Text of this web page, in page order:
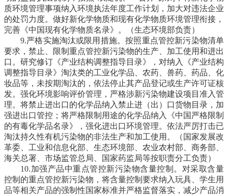
质环境管理事项纳入环境执法年度工作计划，加大对违法企业
的处罚力度。做好新化学物质和现有化学物质环境管理衔接，
完善《中国现有化学物质名录》。
（生态环境部负责）
9.严格实施淘汰或限用措施。按照重点管控新污染物清单
要求，禁止、限制重点管控新污染物的生产、加工使用和进出
口。研究修订《产业结构调整指导目录》，对纳入《产业结构
调整指导目录》淘汰类的工业化学品、农药、兽药、药品、化
妆品等，未按期淘汰的，依法停止其产品登记或生产许可证核
发。强化环境影响评价管理，严格涉新污染物建设项目准入管
理。将禁止进出口的化学品纳入禁止进（出）口货物目录，加
强进出口管控；将严格限制用途的化学品纳入《中国严格限制
的有毒化学品名录》，强化进出口环境管理。依法严厉打击已
淘汰持久性有机污染物的非法生产和加工使用。
（国家发展改
革委、工业和信息化部、生态环境部、农业农村部、商务部、
海关总署、市场监管总局、国家药监局等按职责分工负责）
10.加强产品中重点管控新污染物含量控制。 对采取含量
控制的重点管控新污染物，将含量控制要求纳入玩具、学生用
品等相关产品的强制性国家标准并严格监督落实，减少产品消